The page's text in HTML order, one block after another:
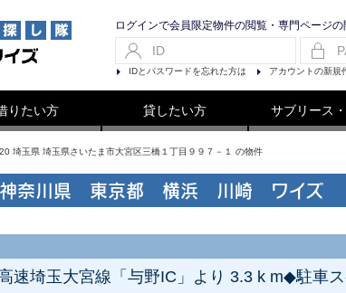
ログインで会員限定物件の閲覧・専門ページ
IDとパスワードを忘れた方は アカウントの新規
りたい方 貸したい方 サブリース
埼玉県 埼玉県さいたま市大宮区三橋１丁目９９７－１ の物件
奈川県 東京都 横浜 川崎 ワイズ
埼玉大宮線「与野IC」より 3.3 k m◆駐車